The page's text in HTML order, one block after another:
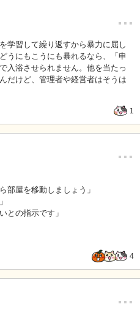
…
学習して繰り返すから暴力に屈し
うにもこうにも暴れるなら、「申
入浴させられません。他を当たっ
だけど、管理者や経営者はそうは
1
…
部屋を移動しましょう」
との指示です」
4
…